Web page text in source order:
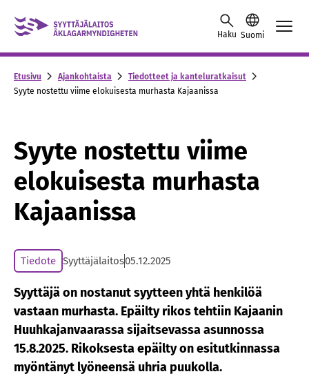
Skip to content -saavutettavuusohje
Haku Suomi
Etusivu Ajankohtaista
Tiedotteet ja kanteluratkaisut
Syyte nostettu viime elokuisesta murhasta Kajaanissa
Syyte nostettu viime
elokuisesta murhasta
Kajaanissa
Tiedote Syyttäjälaitos05.12.2025
Syyttäjä on nostanut syytteen yhtä henkilöä
vastaan murhasta. Epäilty rikos tehtiin Kajaanin
Huuhkajanvaarassa sijaitsevassa asunnossa
15.8.2025. Rikoksesta epäilty on esitutkinnassa
myöntänyt lyöneensä uhria puukolla.